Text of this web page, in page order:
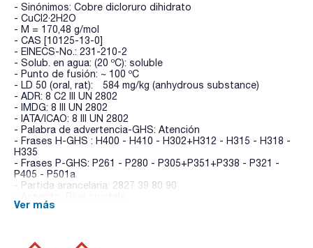
- Sinónimos: Cobre dicloruro dihidrato
- CuCl2·2H2O
- M = 170,48 g/mol
- CAS [10125-13-0]
- EINECS-No.: 231-210-2
- Solub. en agua: (20 ºC): soluble
- Punto de fusión: ~ 100 ºC
- LD 50 (oral, rat): 584 mg/kg (anhydrous substance)
- ADR: 8 C2 III UN 2802
- IMDG: 8 III UN 2802
- IATA/ICAO: 8 III UN 2802
- Palabra de advertencia-GHS: Atención
- Frases H-GHS : H400 - H410 - H302+H312 - H315 - H318 -
H335
- Frases P-GHS: P261 - P280 - P305+P351+P338 - P321 -
P405 - P501a
- Partida arancelaria: 2827 39 80 90
identidad (IR-spectrum): pasa test
Ver más